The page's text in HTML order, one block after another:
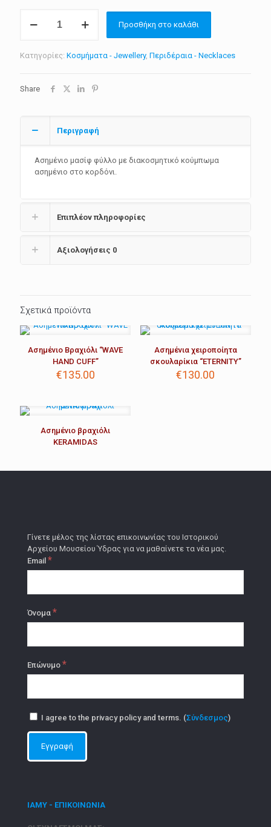
Leaf
Προσθήκη στο καλάθι
Κατηγορίες: Κοσμήματα - Jewellery, Περιδέραια - Necklaces
Share
Περιγραφή
Ασημένιο μασίφ φύλλο με διακοσμητικό κούμπωμα
ασημένιο στο κορδόνι.
Επιπλέον πληροφορίες
Αξιολογήσεις 0
Σχετικά προϊόντα
Ασημένιο Βραχιόλι “WAVE
HAND CUFF”
€135.00
Ασημένια χειροποίητα
σκουλαρίκια “ETERNITY”
€130.00
Aσημένιο βραχιόλι
KERAMIDAS
Γίνετε μέλος της λίστας επικοινωνίας του Ιστορικού
Αρχείου Μουσείου Ύδρας για να μαθαίνετε τα νέα μας.
Email *
Όνομα *
Επώνυμο *
I agree to the privacy policy and terms. (Σύνδεσμος)
ΙΑΜΥ - ΕΠΙΚΟΙΝΩΝΙΑ